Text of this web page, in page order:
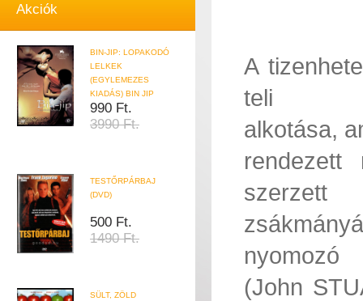
Akciók
BIN-JIP: LOPAKODÓ
LELKEK
(EGYLEMEZES
KIADÁS) BIN JIP
990 Ft.
3990 Ft.
TESTŐRPÁRBAJ
(DVD)
500 Ft.
1490 Ft.
SÜLT, ZÖLD
A
teli
alkotása,
szerzett
nyomozó
(John